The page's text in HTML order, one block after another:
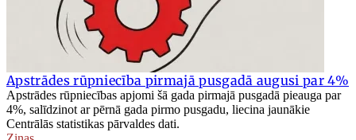
Apstrādes rūpniecība pirmajā pusgadā augusi par 4%
Apstrādes rūpniecības apjomi šā gada pirmajā pusgadā pieauga par
4%, salīdzinot ar pērnā gada pirmo pusgadu, liecina jaunākie
Centrālās statistikas pārvaldes dati.